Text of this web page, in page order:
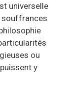
universelle
souffrances
ou
y